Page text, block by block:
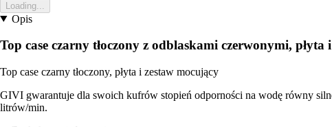
Loading...
Opis
Top case czarny tłoczony z odblaskami czerwonymi, płyta
Top case czarny tłoczony, płyta i zestaw mocujący
GIVI gwarantuje dla swoich kufrów stopień odporności na wodę równy
litrów/min.